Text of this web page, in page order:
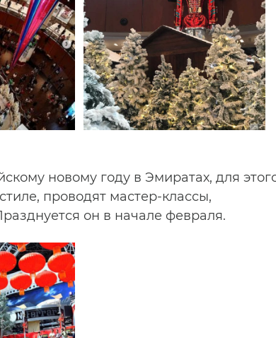
новому году в Эмиратах, для
проводят мастер-классы,
он в начале февраля.